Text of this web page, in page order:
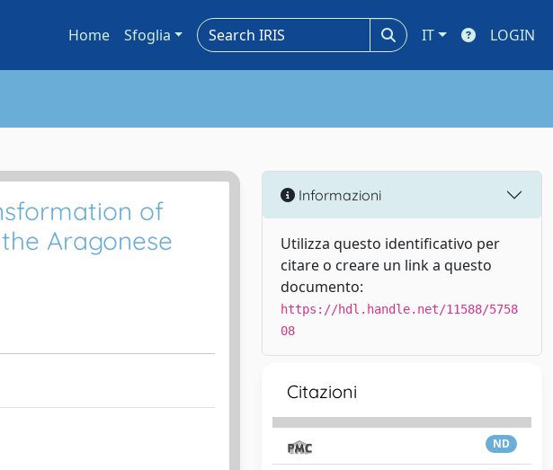
Home Sfoglia IT LOGIN
of
Aragonese
Informazioni
Utilizza questo identificativo per
citare o creare un link a questo
documento:
https://hdl.handle.net/11588/5758
08
Citazioni
ND